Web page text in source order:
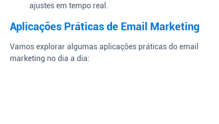
ajustes em tempo real.
Aplicações Práticas de Email Marketing
Vamos explorar algumas aplicações práticas do email
marketing no dia a dia: